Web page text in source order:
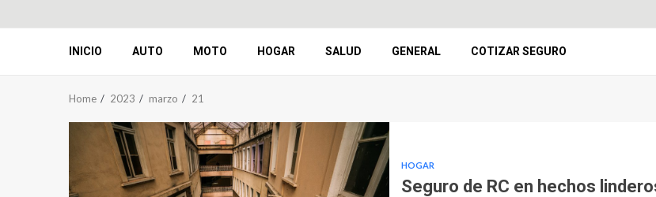
INICIO AUTO MOTO HOGAR SALUD GENERAL COTIZAR SEGURO
Home 2023 marzo 21
HOGAR
Seguro de RC en hechos